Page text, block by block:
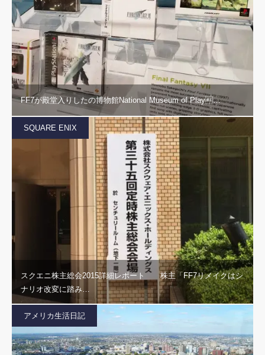
FF7が殿堂入りしたの博物館National Museum of Play…
SQUARE ENIX
スクエニ株主総会2015詳細レポート 株主「FF7リメイクはシ
ナリオ改変に踏み…
アメリカ生活日記